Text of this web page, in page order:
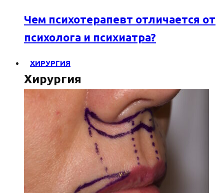
Чем психотерапевт отличается от
психолога и психиатра?
ХИРУРГИЯ
Хирургия